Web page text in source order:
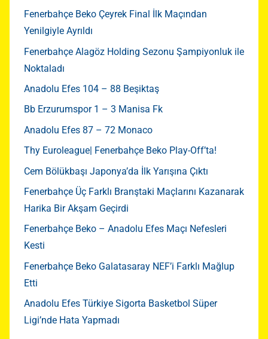
Fenerbahçe Beko Çeyrek Final İlk Maçından
Yenilgiyle Ayrıldı
Fenerbahçe Alagöz Holding Sezonu Şampiyonluk ile
Noktaladı
Anadolu Efes 104 – 88 Beşiktaş
Bb Erzurumspor 1 – 3 Manisa Fk
Anadolu Efes 87 – 72 Monaco
Thy Euroleague| Fenerbahçe Beko Play-Off’ta!
Cem Bölükbaşı Japonya’da İlk Yarışına Çıktı
Fenerbahçe Üç Farklı Branştaki Maçlarını Kazanarak
Harika Bir Akşam Geçirdi
Fenerbahçe Beko – Anadolu Efes Maçı Nefesleri
Kesti
Fenerbahçe Beko Galatasaray NEF’i Farklı Mağlup
Etti
Anadolu Efes Türkiye Sigorta Basketbol Süper
Ligi’nde Hata Yapmadı